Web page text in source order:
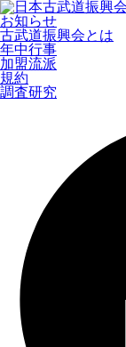
お知らせ
古武道振興会とは
年中行事
加盟流派
規約
調査研究